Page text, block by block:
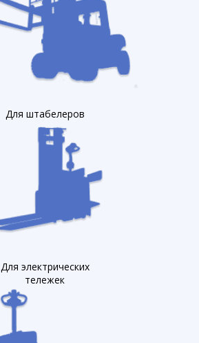
Для штабелеров
Для электрических
тележек